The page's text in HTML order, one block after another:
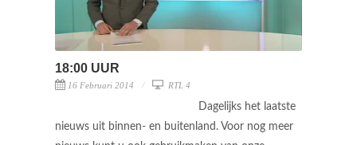
18:00 UUR
16 Februari 2014 RTL 4
Dagelijks het laatste
nieuws uit binnen- en buitenland. Voor nog meer